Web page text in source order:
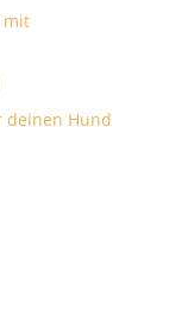
mit
deinen Hund